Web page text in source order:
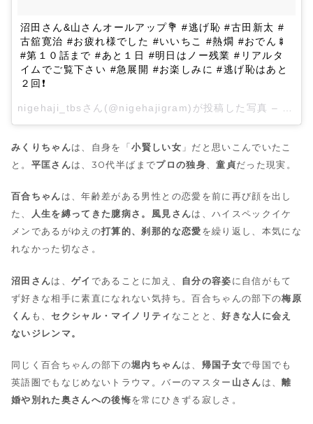
沼田さん&山さんオールアップ💐 #逃げ恥 #古田新太 #
古舘寛治 #お疲れ様でした #いいちこ #熱燗 #おでん🍢
#第１０話まで #あと１日 #明日はノー残業 #リアルタ
イムでご覧下さい #急展開 #お楽しみに #逃げ恥はあと
２回❗
みくりちゃんは、自身を「小賢しい女 」だと思いこんでいたこ
と。 平匡さんは、30代半ばまでプロの独身、童貞だった現実。
百合ちゃんは、年齢差がある男性との恋愛を前に再び顔を出し
た、 人生を縛ってきた臆病さ。 風見さんは、ハイスペックイケ
メンであるがゆえの打算的、刹那的な恋愛を繰り返し、本気にな
れなかった切なさ。
沼田さんは、ゲイ であることに加え、 自分の容姿に自信がもて
ず好きな相手に素直になれない気持ち。百合ちゃんの部下の梅原
くん も、 セクシャル・マイノリティ なことと、好きな人に会え
ないジレンマ。
同じく百合ちゃんの部下の堀内ちゃんは、 帰国子女で母国でも
英語圏でもなじめないトラウマ。バーのマスター 山さんは、離
婚や別れた奥さんへの後悔を常にひきずる寂しさ。